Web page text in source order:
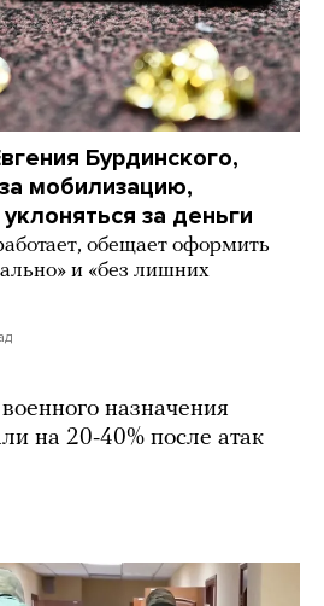
Бурдинского,
мобилизацию,
за деньги
обещает оформить
и «без лишних
назначения
на 20-40% после атак